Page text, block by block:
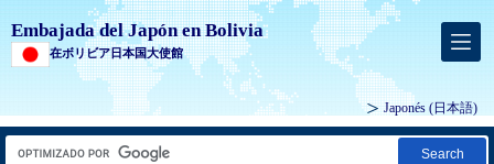
Embajada del Japón en Bolivia
在ボリビア日本国大使館
Japonés (日本語)
Search